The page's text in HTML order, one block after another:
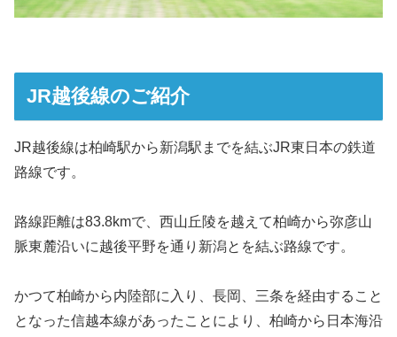
JR越後線のご紹介
JR越後線は柏崎駅から新潟駅までを結ぶJR東日本の鉄道
路線です。
路線距離は83.8kmで、西山丘陵を越えて柏崎から弥彦山
脈東麓沿いに越後平野を通り新潟とを結ぶ路線です。
かつて柏崎から内陸部に入り、長岡、三条を経由すること
となった信越本線があったことにより、柏崎から日本海沿